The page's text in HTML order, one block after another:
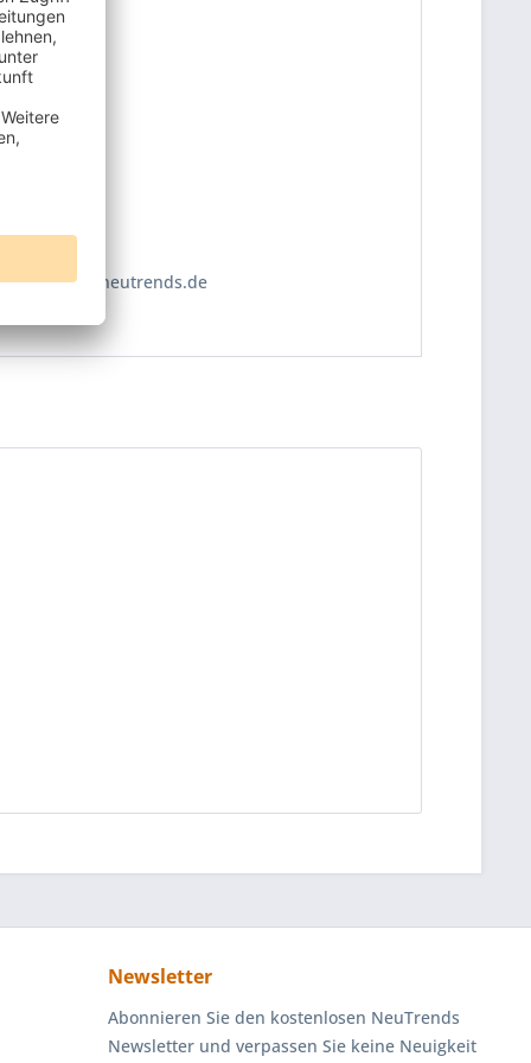
ist:
www.neutrends.de
Newsletter
Abonnieren Sie den kostenlosen NeuTrends
Newsletter und verpassen Sie keine Neuigkeit